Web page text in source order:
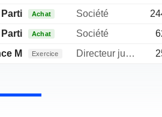
SA /PRIVATE
Achat Société
SA /PRIVATE
Achat Société
McGuinty
Exercice Directeur juridique